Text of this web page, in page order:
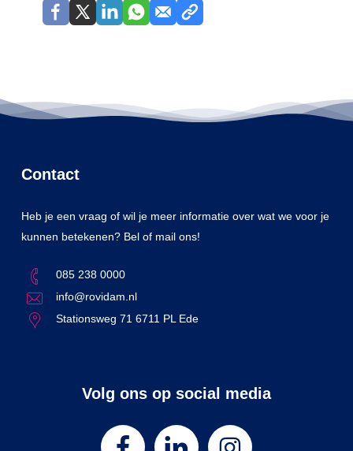
Contact
Heb je een vraag of wil je meer informatie over wat we voor je
kunnen betekenen? Bel of mail ons!
085 238 0000
info@rovidam.nl
Stationsweg 71 6711 PL Ede
Volg ons op social media